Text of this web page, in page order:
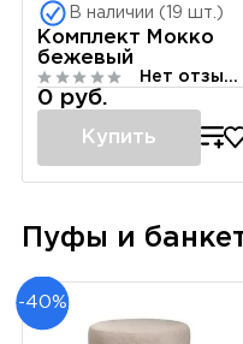
В наличии (19 шт.)
Комплект Мокко
бежевый
Нет отзывов
0 руб.
Купить
Пуфы и
-40%